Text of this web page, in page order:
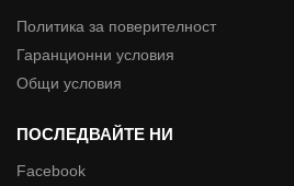
Политика за поверителност
Гаранционни условия
Общи условия
ПОСЛЕДВАЙТЕ НИ
Facebook